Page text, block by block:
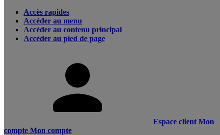
Accès rapides
Accéder au menu
Accéder au contenu principal
Accéder au pied de page
Espace client Mon
compte Mon compte